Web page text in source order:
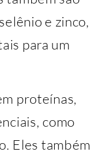
e zinco,
para um
proteínas,
como
Eles também